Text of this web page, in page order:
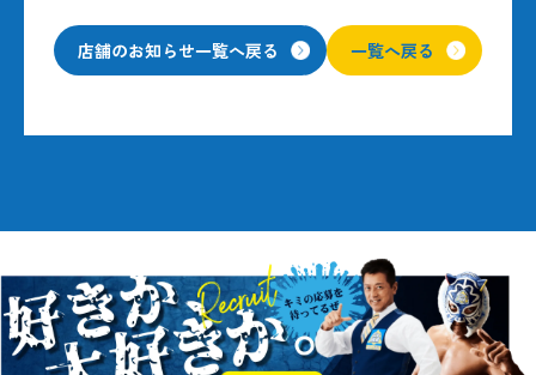
店舗のお知らせ一覧へ戻る 一覧へ戻る